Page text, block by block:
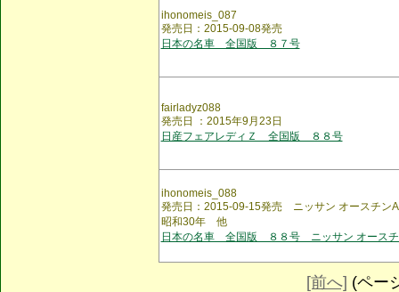
ihonomeis_087
発売日：2015-09-08発売
日本の名車 全国版 ８７号
fairladyz088
発売日 ：2015年9月23日
日産フェアレディＺ 全国版 ８８号
ihonomeis_088
発売日：2015-09-15発売 ニッサン オースチン
昭和30年 他
日本の名車 全国版 ８８号 ニッサン オースチ
[前へ] (ペー